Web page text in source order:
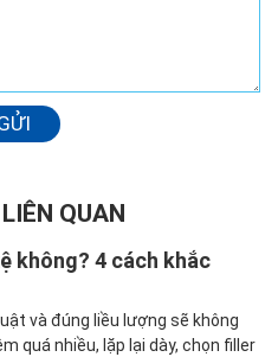
QUAN
không? 4 cách khắc
và đúng liều lượng sẽ không
quá nhiều, lặp lại dày, chọn filler